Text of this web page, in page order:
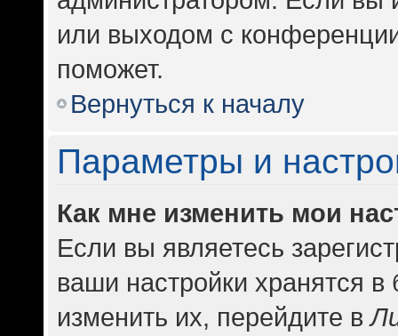
или выходом с
поможет.
Вернуться к началу
Параметры и
Как мне изменить мои
Если вы являетесь
ваши настройки хранятся
изменить их, перейдите в